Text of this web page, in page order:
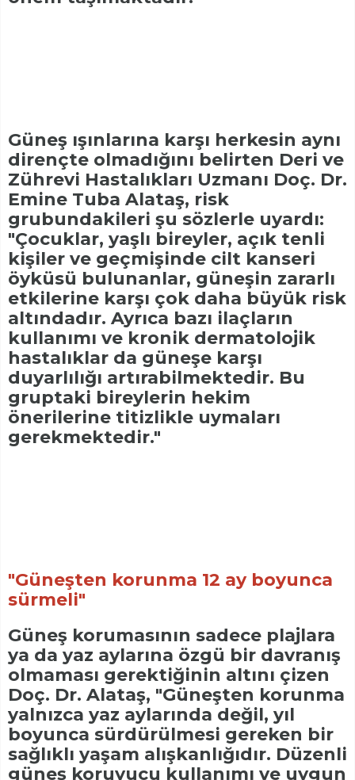
Güneş ışınlarına karşı herkesin aynı
dirençte olmadığını belirten Deri ve
Zührevi Hastalıkları Uzmanı Doç. Dr.
Emine Tuba Alataş, risk
grubundakileri şu sözlerle uyardı:
"Çocuklar, yaşlı bireyler, açık tenli
kişiler ve geçmişinde cilt kanseri
öyküsü bulunanlar, güneşin zararlı
etkilerine karşı çok daha büyük risk
altındadır. Ayrıca bazı ilaçların
kullanımı ve kronik dermatolojik
hastalıklar da güneşe karşı
duyarlılığı artırabilmektedir. Bu
gruptaki bireylerin hekim
önerilerine titizlikle uymaları
gerekmektedir."
"Güneşten korunma 12 ay boyunca
sürmeli"
Güneş korumasının sadece plajlara
ya da yaz aylarına özgü bir davranış
olmaması gerektiğinin altını çizen
Doç. Dr. Alataş, "Güneşten korunma
yalnızca yaz aylarında değil, yıl
boyunca sürdürülmesi gereken bir
sağlıklı yaşam alışkanlığıdır. Düzenli
güneş koruyucu kullanımı ve uygun